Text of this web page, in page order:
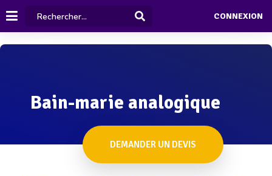
CONNEXION
Bain-marie analogique
DEMANDER UN DEVIS